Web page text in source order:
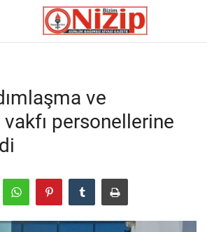
ve
vakfı personellerine